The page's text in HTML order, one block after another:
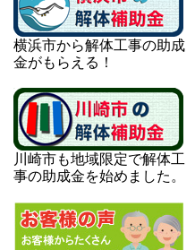
横浜市から解体工事の助成
金がもらえる！
川崎市も地域限定で解体工
事の助成金を始めました。